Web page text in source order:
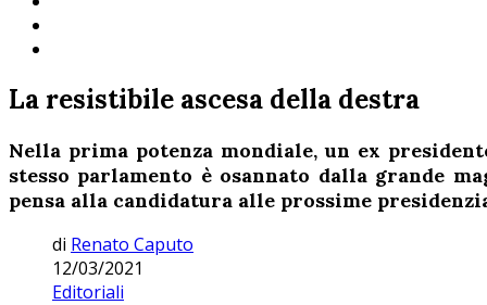
La resistibile ascesa della destra
Nella prima potenza mondiale, un ex
stesso parlamento è osannato dalla grande
pensa alla candidatura alle prossime
di Renato Caputo
12/03/2021
Editoriali